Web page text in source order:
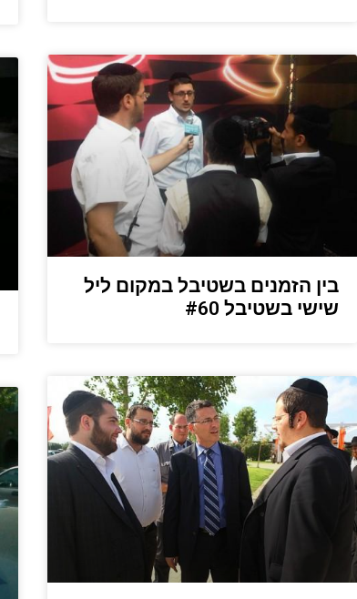
בין הזמנים בשטיבל במקום ליל
שישי בשטיבל #60